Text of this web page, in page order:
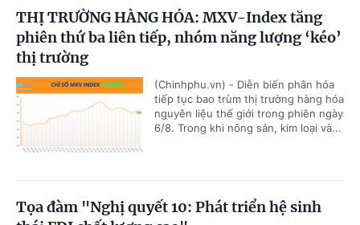
THỊ TRƯỜNG HÀNG HÓA: MXV-Index tăng
phiên thứ ba liên tiếp, nhóm năng lượng ‘kéo’
thị trường
(Chinhphu.vn) - Diễn biến phân hóa
tiếp tục bao trùm thị trường hàng hóa
nguyên liệu thế giới trong phiên ngày
6/8. Trong khi nông sản, kim loại và...
Tọa đàm "Nghị quyết 10: Phát triển hệ sinh